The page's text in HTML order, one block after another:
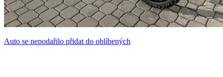
Auto se nepodařilo přidat do oblíbených